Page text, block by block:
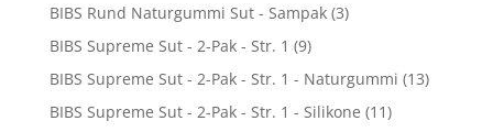
BIBS Rund Naturgummi Sut - Sampak (3)
BIBS Supreme Sut - 2-Pak - Str. 1 (9)
BIBS Supreme Sut - 2-Pak - Str. 1 - Naturgummi (13)
BIBS Supreme Sut - 2-Pak - Str. 1 - Silikone (11)